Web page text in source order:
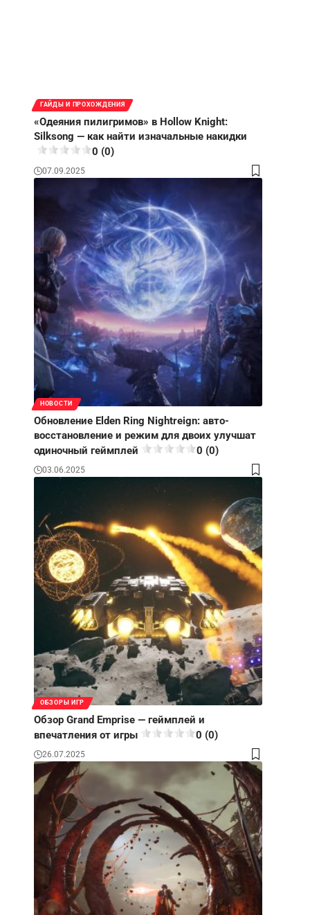
ГАЙДЫ И ПРОХОЖДЕНИЯ
«Одеяния пилигримов» в Hollow Knight:
Silksong — как найти изначальные накидки
0 (0)
07.09.2025
НОВОСТИ
Обновление Elden Ring Nightreign: авто-
восстановление и режим для двоих улучшат
одиночный геймплей
0 (0)
03.06.2025
ОБЗОРЫ ИГР
Обзор Grand Emprise — геймплей и
впечатления от игры
0 (0)
26.07.2025